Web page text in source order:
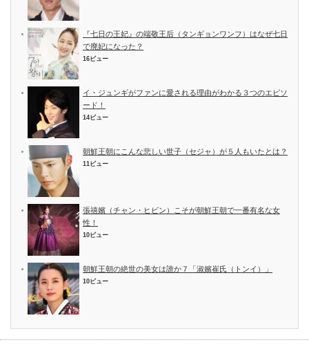
『七日の王妃』の端敬王后（タンギョンワンフ）はなぜ七日
で廃妃になった？
16ビュー
イ・ジュンギがファンに愛される理由がわかる３つのエピソ
ード！
14ビュー
朝鮮王朝にこんな悲しい世子（セジャ）が５人もいたとは？
11ビュー
張禧嬪（チャン・ヒビン）こそが朝鮮王朝で一番有名な女
性！
10ビュー
朝鮮王朝の絶世の美女は誰か７「淑嬪崔氏（トンイ）」
10ビュー